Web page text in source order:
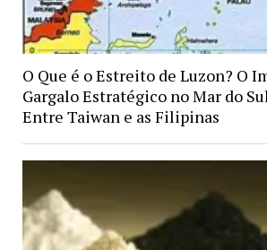
O Que é o Estreito de Luzon? O
Gargalo Estratégico no Mar do
Entre Taiwan e as Filipinas